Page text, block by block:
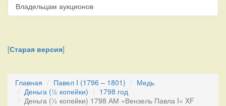
Владельцам аукционов
[Старая версия]
Главная Павел I (1796 – 1801)
Медь
Деньга (½ копейки)
1798 год
Деньга (½ копейки) 1798 АМ «Вензель Павла I» XF